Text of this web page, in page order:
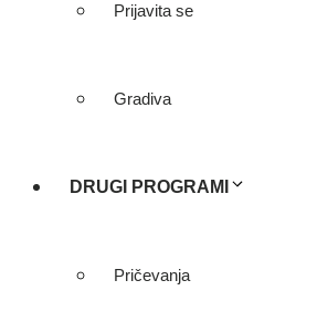
Prijavita se
Gradiva
DRUGI PROGRAMI
Pričevanja